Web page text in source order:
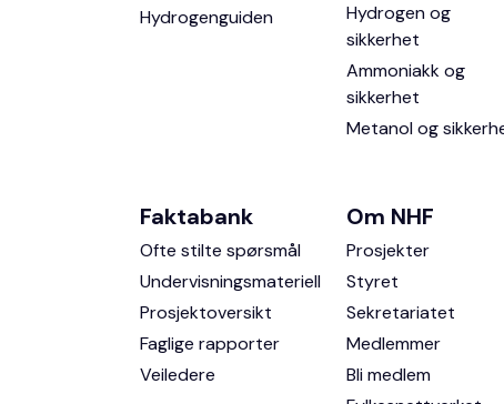
Hydrogenguiden
Hydrogen og
sikkerhet
Ammoniakk og
sikkerhet
Metanol og
Faktabank
Ofte stilte spørsmål
Undervisningsmateriell
Prosjektoversikt
Faglige rapporter
Veiledere
Om NHF
Prosjekter
Styret
Sekretariatet
Medlemmer
Bli medlem